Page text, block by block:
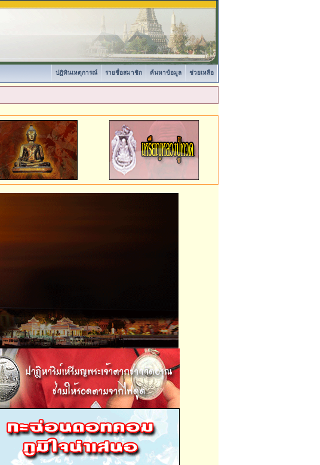
ช่วยเหลือ
ค้นหาข้อมูล
รายชื่อสมาชิก
ปฏิทินเหตุการณ์